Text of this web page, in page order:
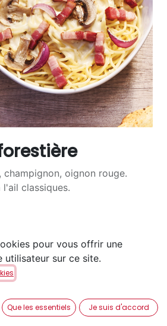
champignon, oignon rouge.
classiques.
PANIER
en magasin via notre service
pour vous offrir une
utilisateur sur ce site.
Que les essentiels Je suis d'accord